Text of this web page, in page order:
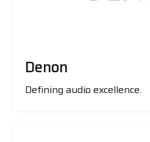
Denon
Defining audio excellence.